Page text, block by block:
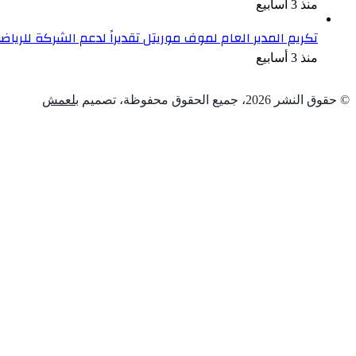
منذ 3 أسابيع
تكريم المدير العام لموف موريتل تقديراً لدعم الشركة
منذ 3 أسابيع
© حقوق النشر 2026، جميع الحقوق محفوظة، تصميم
بلعمش